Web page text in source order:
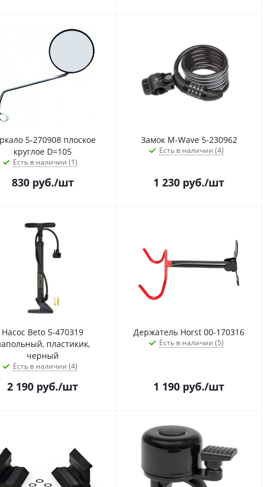
5-270908 плоское
круглое D=105
Есть в наличии (1)
830руб./шт
Замок M-Wave 5-230962
Есть в наличии (4)
1 230 руб./шт
Насос Beto 5-470319
пластикик,
черный
Есть в наличии (4)
2 190 руб./шт
Держатель Horst 00-170316
Есть в наличии (5)
1 190 руб./шт